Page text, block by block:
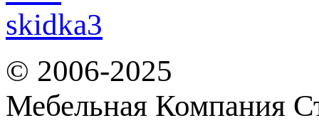
© 2006-2025
Мебельная Компания